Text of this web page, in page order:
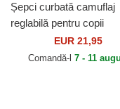
Șepci curbată camuflaj
reglabilă pentru copii
9FORTY League
de New York Yankees
EUR 21,95
Comandă-l 7 - 11